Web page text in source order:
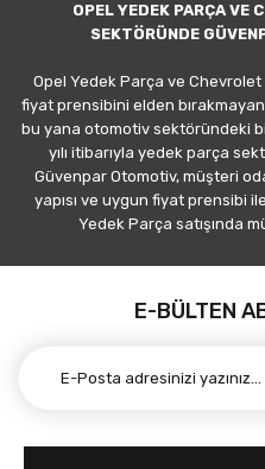
OPEL YEDEK PARÇA VE
SEKTÖRÜNDE
Opel Yedek Parça ve
fiyat prensibini elden
bu yana otomotiv sektöründeki
yılı itibarıyla yedek parça
Güvenpar Otomotiv, müşteri
yapısı ve uygun fiyat prensibi
Yedek Parça satışında
E-BÜLTEN